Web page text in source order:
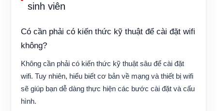
sinh viên
Có cần phải có kiến ​​thức kỹ thuật để cài đặt wifi
không?
Không cần phải có kiến ​​thức kỹ thuật sâu để cài đặt
wifi. Tuy nhiên, hiểu biết cơ bản về mạng và thiết bị wifi
sẽ giúp bạn dễ dàng thực hiện các bước cài đặt và cấu
hình.